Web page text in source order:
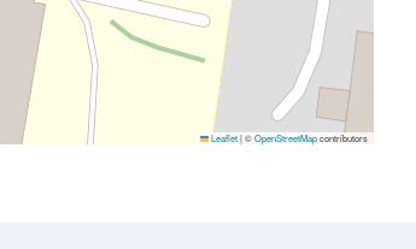
Leaflet|©OpenStreetMapcontributors